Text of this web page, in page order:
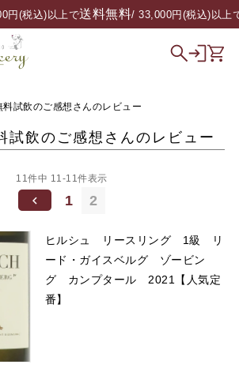
円(税込)以上で送料無料/ 33,000円(税込)以上で
試飲のご感想さんのレビュー
飲のご感想さんのレビュー
11件中 11-11件表示
1 2
ヒルシュ リースリング 1級 リ
ード・ガイスベルグ ゾービン
グ カンプタール 2021【人気定
番】